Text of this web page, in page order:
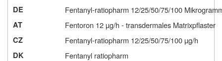
DE
Fentanyl-ratiopharm 12/25/50/75/100
AT
Fentoron 12 µg/h - transdermales Matrixpflaster
CZ
Fentanyl-ratiopharm 12/25/50/75/100 µg/h
DK
Fentanyl ratiopharm